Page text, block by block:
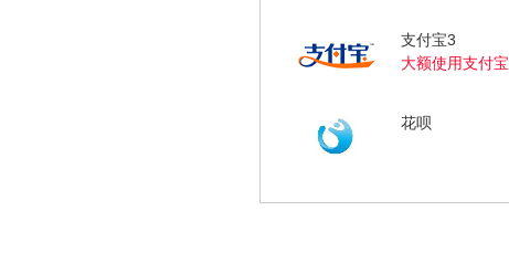
支付宝3
大额使用支付宝
花呗